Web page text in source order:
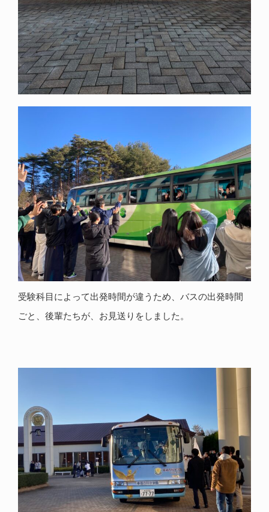
受験科目によって出発時間が違うため、バスの出発時間
ごと、後輩たちが、お見送りをしました。